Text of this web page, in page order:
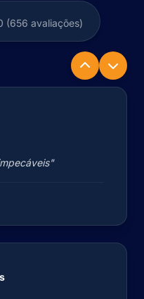
(656 avaliações)